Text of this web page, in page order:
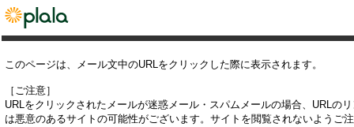
このページは、メール文中のURLをクリックした際に表示されます。
［ご注意］
URLをクリックされたメールが迷惑メール・スパムメールの場合、URLの
は悪意のあるサイトの可能性がございます。サイトを閲覧されないようご